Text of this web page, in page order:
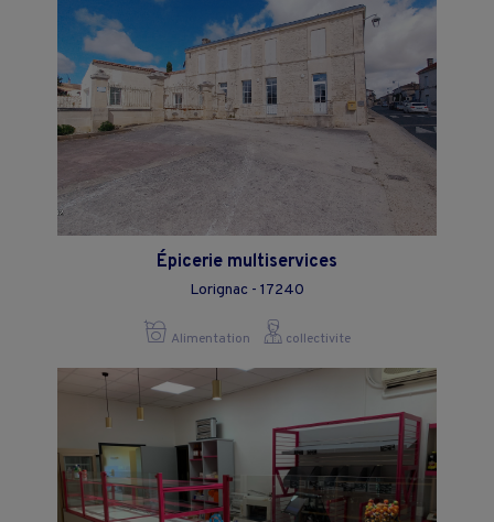
Épicerie multiservices
Lorignac - 17240
Alimentation collectivite